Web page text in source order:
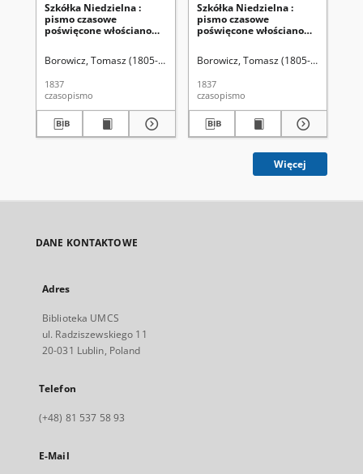
Szkółka Niedzielna :
pismo czasowe
poświęcone włościanom
Borowicz, Tomasz (1805-1857). Red.
1837
czasopismo
Szkółka Niedzielna :
pismo czasowe
poświęcone włościanom
Borowicz, Tomasz (1805-1857). Red.
1837
czasopismo
Więcej
DANE KONTAKTOWE
Adres
Biblioteka UMCS
ul. Radziszewskiego 11
20-031 Lublin, Poland
Telefon
(+48) 81 537 58 93
E-Mail